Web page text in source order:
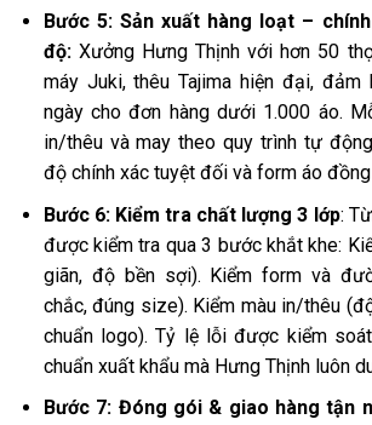
Bước 5: Sản xuất hàng loạt –
độ:Xưởng Hưng Thịnh với hơn 50
máy Juki, thêu Tajima hiện đại,
ngày cho đơn hàng dưới 1.000 áo.
in/thêu và may theo quy trình tự
độ chính xác tuyệt đối và form áo
Bước 6: Kiểm tra chất lượng 3 lớp:
được kiểm tra qua 3 bước khắt khe:
giãn, độ bền sợi). Kiểm form và
chắc, đúng size). Kiểm màu in/thêu
chuẩn logo). Tỷ lệ lỗi được kiểm
chuẩn xuất khẩu mà Hưng Thịnh luôn
Bước 7: Đóng gói & giao hàng tận